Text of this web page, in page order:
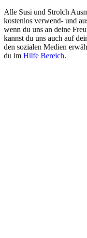
Alle Susi und Strolch
kostenlos verwend- und
wenn du uns an deine
kannst du uns auch auf
den sozialen Medien
du im Hilfe Bereich.